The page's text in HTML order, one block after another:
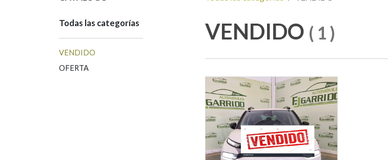
Todas las categorías
VENDIDO
OFERTA
VENDIDO ( 1 )